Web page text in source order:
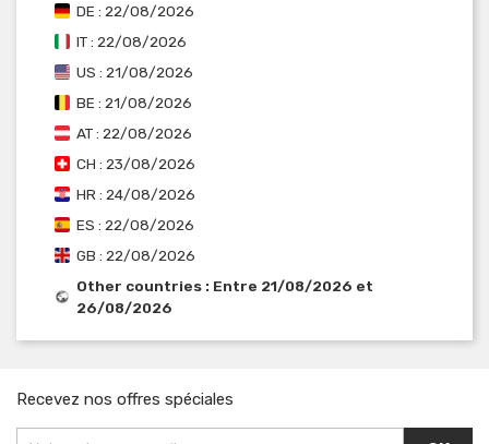
DE : 22/08/2026
IT : 22/08/2026
US : 21/08/2026
BE : 21/08/2026
AT : 22/08/2026
CH : 23/08/2026
HR : 24/08/2026
ES : 22/08/2026
GB : 22/08/2026
Other countries : Entre 21/08/2026 et
26/08/2026
Recevez nos offres spéciales